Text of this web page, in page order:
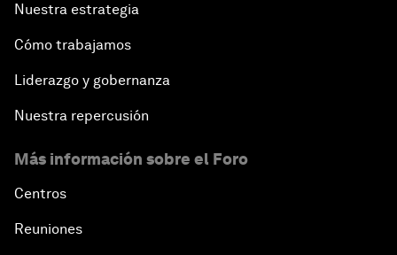
Nuestra estrategia
Cómo trabajamos
Liderazgo y gobernanza
Nuestra repercusión
Más información sobre el Foro
Centros
Reuniones